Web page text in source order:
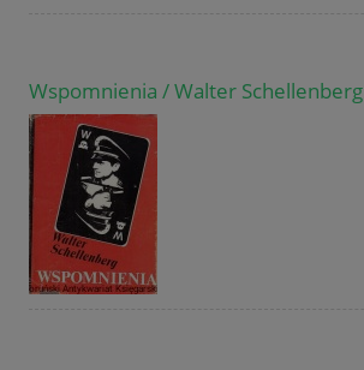
Wspomnienia / Walter Schellenberg